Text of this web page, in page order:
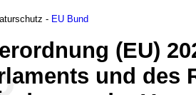
- EU Bund
(EU)
und des